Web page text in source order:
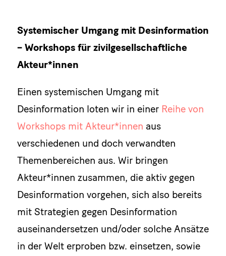
Systemischer Umgang mit Desinformation
– Workshops für zivilgesellschaftliche
Akteur*innen
Einen systemischen Umgang mit
Desinformation loten wir in einer Reihe von
Workshops mit Akteur*innen aus
verschiedenen und doch verwandten
Themenbereichen aus. Wir bringen
Akteur*innen zusammen, die aktiv gegen
Desinformation vorgehen, sich also bereits
mit Strategien gegen Desinformation
auseinandersetzen und/oder solche Ansätze
in der Welt erproben bzw. einsetzen, sowie